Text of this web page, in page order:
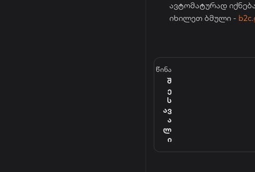
ავტომატურად
იხილეთ ბმული -
წინა
შ
ე
ს
ავ
ა
ლ
ი